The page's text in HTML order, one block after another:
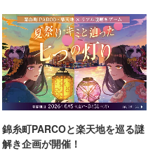
錦糸町PARCOと楽天地を巡る謎
解き企画が開催！